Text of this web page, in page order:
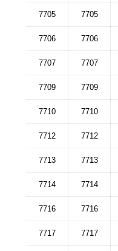
7705 7705
7706 7706
7707 7707
7709 7709
7710 7710
7712 7712
7713 7713
7714 7714
7716 7716
7717 7717